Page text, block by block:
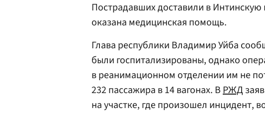
Пострадавших доставили в Интинскую
оказана медицинская помощь.
Глава республики Владимир Уйба
были госпитализированы, однако
в реанимационном отделении им не
232 пассажира в 14 вагонах. ВРЖД
на участке, где произошел инцидент,